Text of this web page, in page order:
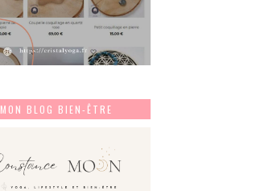
MON BLOG BIEN-ÊTRE